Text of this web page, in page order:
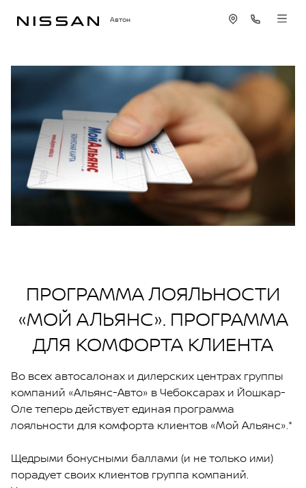
Автон
ПРОГРАММА ЛОЯЛЬНОСТИ
«МОЙ АЛЬЯНС». ПРОГРАММА
ДЛЯ КОМФОРТА КЛИЕНТА
Во всех автосалонах и дилерских центрах группы
компаний «Альянс-Авто» в Чебоксарах и Йошкар-
Оле теперь действует единая программа
лояльности для комфорта клиентов «Мой Альянс».*
Щедрыми бонусными баллами (и не только ими)
порадует своих клиентов группа компаний.